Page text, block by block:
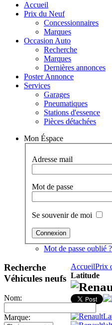
Accueil
Prix du Neuf
Concessionnaires
Marques
Occasion Auto
Recherche
Marques
Dernières annonces
Poster Annonce
Services
Garages
Pneumatiques
Stations d'essence
Pièces détachées
Mon Éspace
Adresse mail
Mot de passe
Se souvenir de moi
Mot de passe oublié ?
AccueilPrix
Latitude
Recherche
Véhicules neufs
Nom:
Marque: